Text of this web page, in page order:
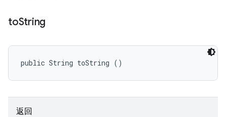
toString
public String toString ()
返回